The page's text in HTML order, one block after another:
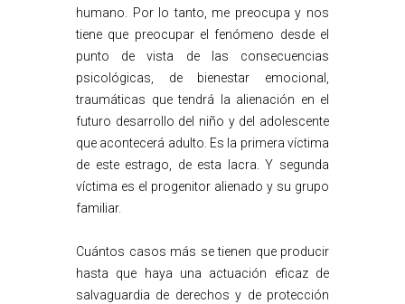
humano. Por lo tanto, me preocupa y nos
tiene que preocupar el fenómeno desde el
punto de vista de las consecuencias
psicológicas, de bienestar emocional,
traumáticas que tendrá la alienación en el
futuro desarrollo del niño y del adolescente
que acontecerá adulto. Es la primera víctima
de este estrago, de esta lacra. Y segunda
víctima es el progenitor alienado y su grupo
familiar.
Cuántos casos más se tienen que producir
hasta que haya una actuación eficaz de
salvaguardia de derechos y de protección